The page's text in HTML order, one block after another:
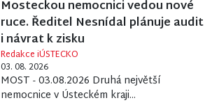
Mosteckou nemocnici vedou nové
ruce. Ředitel Nesnídal plánuje audit
i návrat k zisku
Redakce iÚSTECKO
03. 08. 2026
MOST - 03.08.2026 Druhá největší
nemocnice v Ústeckém kraji...